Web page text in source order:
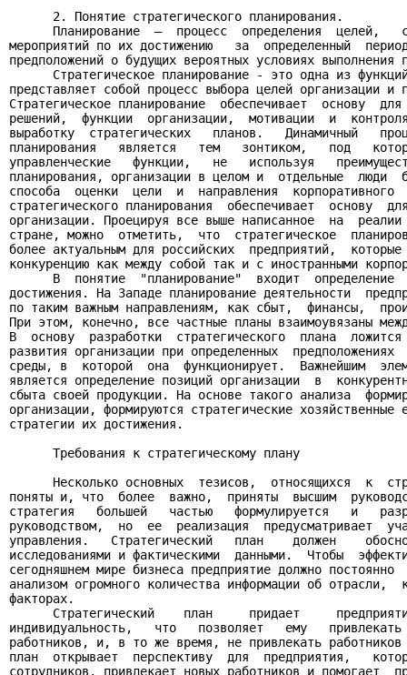
      2. Понятие стратегического планирования.
Планирование  —  процесс  определения  целей,
мероприятий по их достижению   за  определенный
предположений о будущих вероятных условиях выполнения
Стратегическое планирование - это одна из
представляет собой процесс выбора целей организации
Стратегическое планирование  обеспечивает  основу
решений,  функции  организации,  мотивации  и
выработку  стратегических   планов.   Динамичный
планирования   является   тем   зонтиком,   под
управленческие   функции,   не   используя
планирования, организации в целом и  отдельные  люди
способа  оценки  цели  и  направления  корпоративного
стратегического планирования  обеспечивает  основу
организации. Проецируя все выше написанное  на
стране, можно  отметить,  что  стратегическое
более актуальным для российских  предприятий,
конкуренцию как между собой так и с иностранными
В  понятие  "планирование"  входит  определение
достижения. На Западе планирование деятельности
по таким важным направлениям, как сбыт,  финансы,
При этом, конечно, все частные планы взаимоувязаны
В  основу  разработки  стратегического  плана
развития организации при определенных
среды, в  которой  она  функционирует.  Важнейшим
является определение позиций организации  в
сбыта своей продукции. На основе такого анализа
организации, формируются стратегические
стратегии их достижения.
      Требования к стратегическому плану
Несколько основных  тезисов,  относящихся  к
поняты и, что  более  важно,  приняты  высшим
стратегия   большей   частью   формулируется   и
руководством,  но  ее  реализация  предусматривает
управления.   Стратегический   план    должен
исследованиями и фактическими  данными.  Чтобы
сегодняшнем мире бизнеса предприятие должно
анализом огромного количества информации об отрасли,
факторах.
Стратегический    план     придает
индивидуальность,   что   позволяет   ему
работников, и, в то же время, не привлекать
план  открывает  перспективу  для  предприятия,
сотрудников, привлекает новых работников и помогает